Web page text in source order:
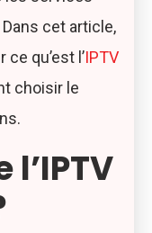
cet article,
qu’est l’IPTV
choisir le